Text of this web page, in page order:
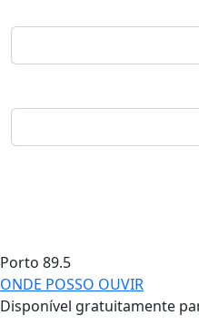
Porto 89.5
ONDE POSSO OUVIR
Disponível gratuitamente